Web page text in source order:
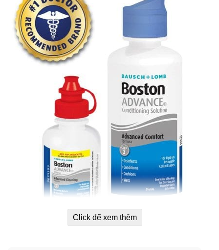
Click để xem thêm